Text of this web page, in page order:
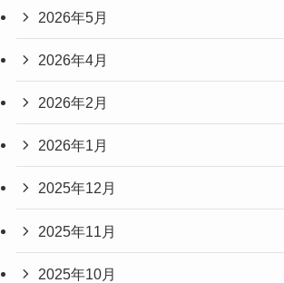
2026年5月
2026年4月
2026年2月
2026年1月
2025年12月
2025年11月
2025年10月